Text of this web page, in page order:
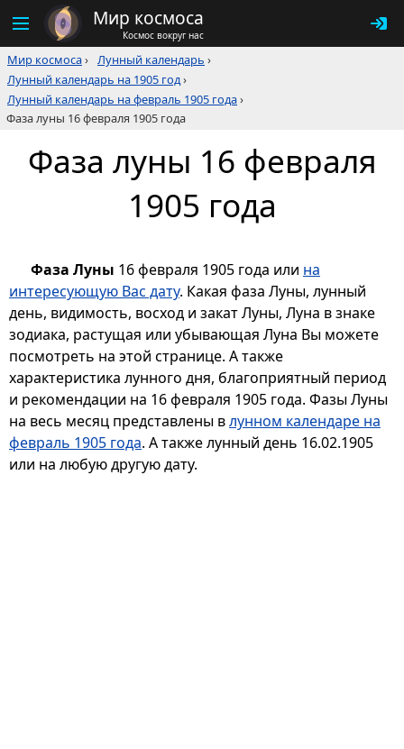
Мир космоса
Космос вокруг нас
Мир космоса› Лунный календарь ›
Лунный календарь на 1905 год›
Лунный календарь на февраль 1905 года›
Фаза луны 16 февраля 1905 года
Фаза луны 16 февраля
1905 года
Фаза Луны 16 февраля 1905 года или на
интересующую Вас дату. Какая фаза Луны, лунный
день, видимость, восход и закат Луны, Луна в знаке
зодиака, растущая или убывающая Луна Вы можете
посмотреть на этой странице. А также
характеристика лунного дня, благоприятный период
и рекомендации на 16 февраля 1905 года. Фазы Луны
на весь месяц представлены влунном календаре на
февраль 1905 года. А также лунный день 16.02.1905
или на любую другую дату.